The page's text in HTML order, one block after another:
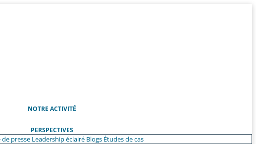
NOTRE ACTIVITÉ
PERSPECTIVES
presse Leadership éclairé Blogs Études de cas